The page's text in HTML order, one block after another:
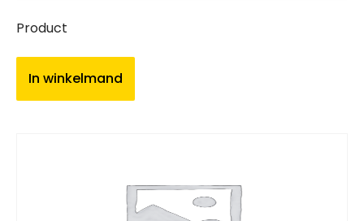
Product
In winkelmand